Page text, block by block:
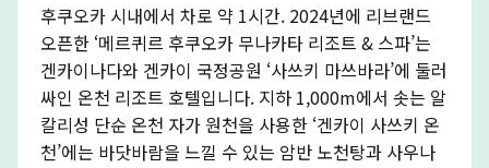
후쿠오카 시내에서 차로 약 1시간. 2024년에 리브랜드
오픈한 ‘메르퀴르 후쿠오카 무나카타 리조트 & 스파’는
겐카이나다와 겐카이 국정공원 ‘사쓰키 마쓰바라’에 둘러
싸인 온천 리조트 호텔입니다. 지하 1,000m에서 솟는 알
칼리성 단순 온천 자가 원천을 사용한 ‘겐카이 사쓰키 온
천’에는 바닷바람을 느낄 수 있는 암반 노천탕과 사우나